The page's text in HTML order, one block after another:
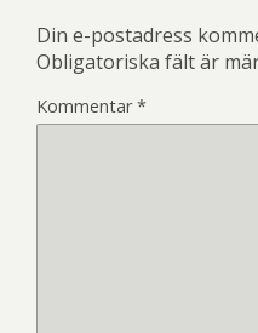
Din e-postadress
Obligatoriska fält är
Kommentar*